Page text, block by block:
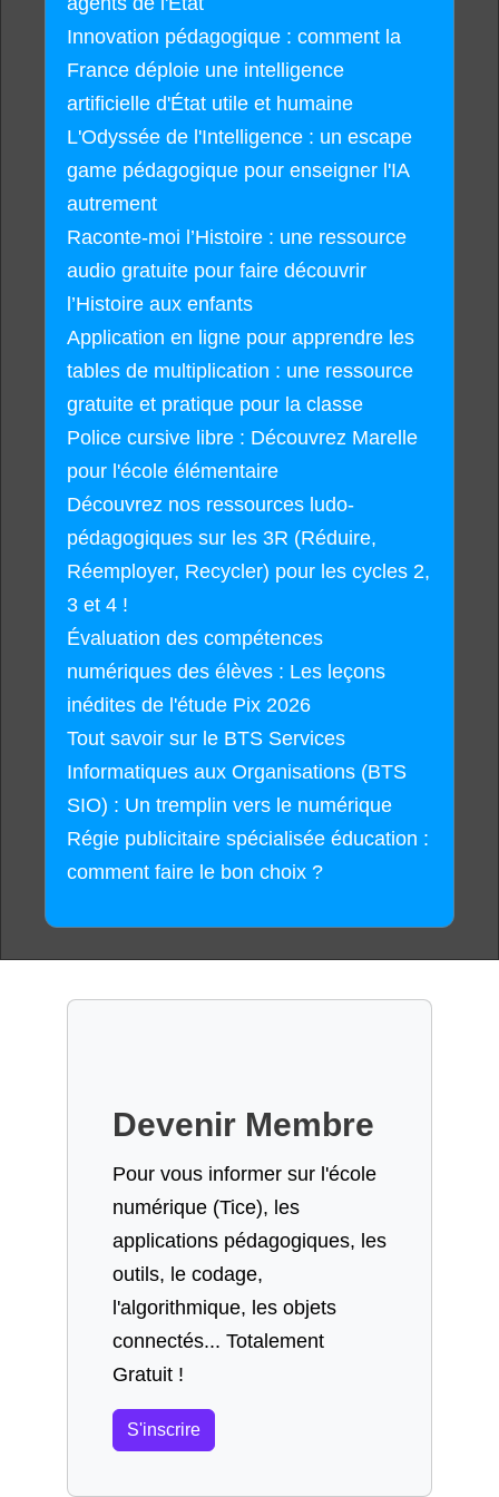
Innovation pédagogique : comment la
France déploie une intelligence
artificielle d'État utile et humaine
L'Odyssée de l'Intelligence : un escape
game pédagogique pour enseigner l'IA
autrement
Raconte-moi l’Histoire : une ressource
audio gratuite pour faire découvrir
l’Histoire aux enfants
Application en ligne pour apprendre les
tables de multiplication : une ressource
gratuite et pratique pour la classe
Police cursive libre : Découvrez Marelle
pour l'école élémentaire
Découvrez nos ressources ludo-
pédagogiques sur les 3R (Réduire,
Réemployer, Recycler) pour les cycles 2,
3 et 4 !
Évaluation des compétences
numériques des élèves : Les leçons
inédites de l'étude Pix 2026
Tout savoir sur le BTS Services
Informatiques aux Organisations (BTS
SIO) : Un tremplin vers le numérique
Régie publicitaire spécialisée éducation :
comment faire le bon choix ?
Devenir Membre
Pour vous informer sur l'école
numérique (Tice), les
applications pédagogiques, les
outils, le codage,
l'algorithmique, les objets
connectés... Totalement
Gratuit !
S'inscrire